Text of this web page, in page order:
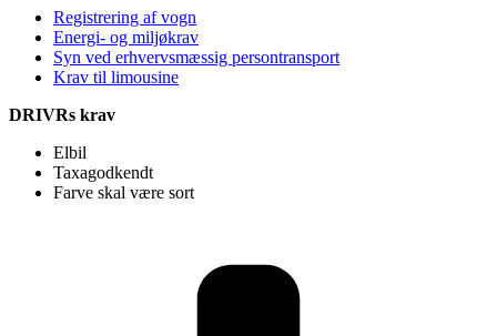
Registrering af vogn
Energi- og miljøkrav
Syn ved erhvervsmæssig persontransport
Krav til limousine
DRIVRs krav
Elbil
Taxagodkendt
Farve skal være sort